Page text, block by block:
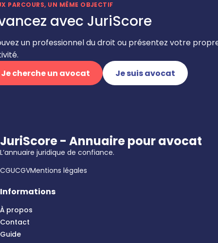
PARCOURS, UN MÊME OBJECTIF
avec JuriScore
un professionnel du droit ou présentez votre
Je cherche un avocat
Je suis avocat
JuriScore - Annuaire pour avocat
L’annuaire juridique de confiance.
CGUCGVMentions légales
Informations
À propos
Contact
Guide